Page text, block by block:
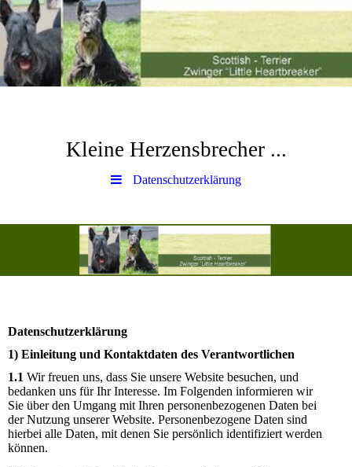
Kleine Herzensbrecher ...
Datenschutzerklärung
Datenschutzerklärung
1) Einleitung und Kontaktdaten des Verantwortlichen
1.1 Wir freuen uns, dass Sie unsere Website besuchen, und
bedanken uns für Ihr Interesse. Im Folgenden informieren wir
Sie über den Umgang mit Ihren personenbezogenen Daten bei
der Nutzung unserer Website. Personenbezogene Daten sind
hierbei alle Daten, mit denen Sie persönlich identifiziert werden
können.